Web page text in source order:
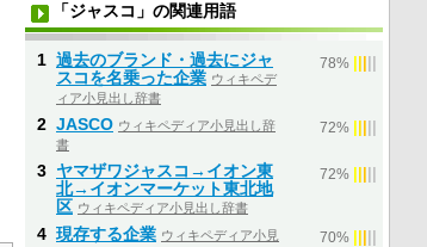
「ジャスコ」の関連用語
1 過去のブランド・過去にジャ
スコを名乗った企業 ウィキペデ
ィア小見出し辞書
78%
2 JASCO ウィキペディア小見出し辞
書
72%
3 ヤマザワジャスコ→イオン東
北→イオンマーケット東北地
区 ウィキペディア小見出し辞書
72%
4 現存する企業 ウィキペディア小見
70%